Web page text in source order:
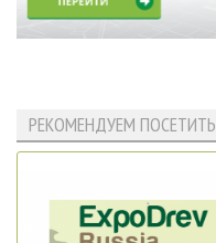
РЕКОМЕНДУЕМ ПОСЕТИТЬ